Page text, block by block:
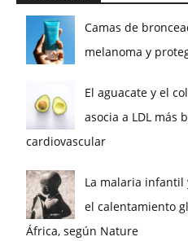
Camas de
melanoma y
El aguacate y el
asocia a LDL más
cardiovascular
La malaria infantil
el calentamiento
África, según Nature